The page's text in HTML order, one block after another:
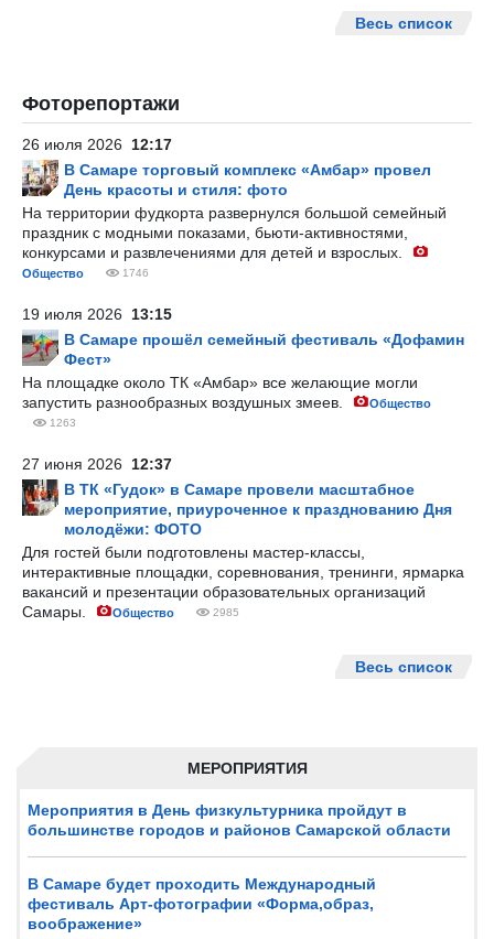
МЕРОПРИЯТИЯ
Мероприятия в День физкультурника пройдут в
большинстве городов и районов Самарской области
В Самаре будет проходить Международный
фестиваль Арт-фотографии «Форма,образ,
воображение»
Весь список
Фоторепортажи
26 июля 2026 12:17
В Самаре торговый комплекс «Амбар» провел
День красоты и стиля: фото
На территории фудкорта развернулся большой семейный
праздник с модными показами, бьюти-активностями,
конкурсами и развлечениями для детей и взрослых.
Общество 1746
19 июля 2026 13:15
В Самаре прошёл семейный фестиваль «Дофамин
Фест»
На площадке около ТК «Амбар» все желающие могли
запустить разнообразных воздушных змеев.
Общество
1263
27 июня 2026 12:37
В ТК «Гудок» в Самаре провели масштабное
мероприятие, приуроченное к празднованию Дня
молодёжи: ФОТО
Для гостей были подготовлены мастер-классы,
интерактивные площадки, соревнования, тренинги, ярмарка
вакансий и презентации образовательных организаций
Самары.
Общество 2985
Весь список